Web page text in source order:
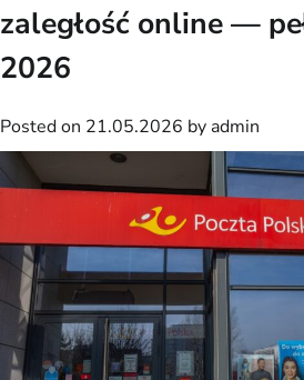
zaległość online —
2026
Posted on 21.05.2026 by admin